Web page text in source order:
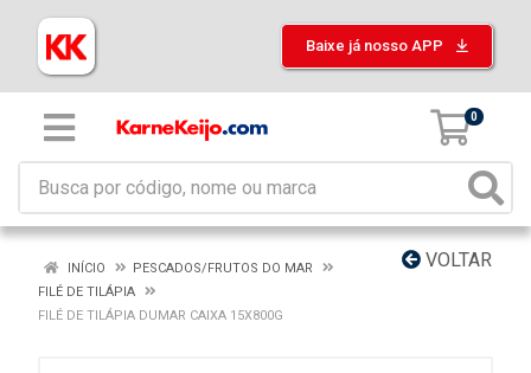
Baixe já nosso APP
0
VOLTAR
INÍCIO
PESCADOS/FRUTOS DO MAR
FILÉ DE TILÁPIA
FILÉ DE TILÁPIA DUMAR CAIXA 15X800G